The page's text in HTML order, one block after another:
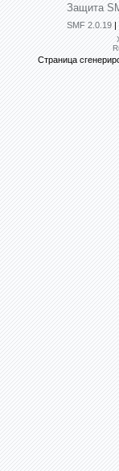
Защита
SMF 2.0.19 |
Страница